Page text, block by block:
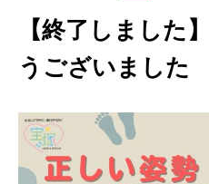
【終了しました
うございました